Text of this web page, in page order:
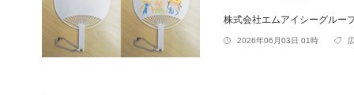
株式会社エムアイシーグルー
2026年06月03日 01時